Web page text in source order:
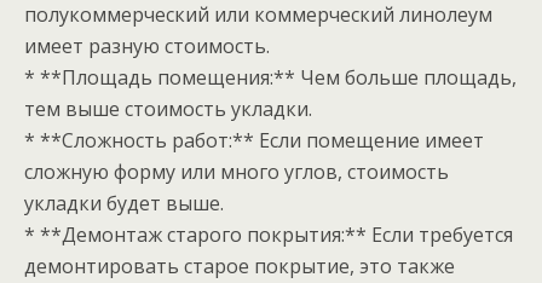
полукоммерческий или коммерческий линолеум
имеет разную стоимость.
* **Площадь помещения:** Чем больше площадь,
тем выше стоимость укладки.
* **Сложность работ:** Если помещение имеет
сложную форму или много углов, стоимость
укладки будет выше.
* **Демонтаж старого покрытия:** Если требуется
демонтировать старое покрытие, это также